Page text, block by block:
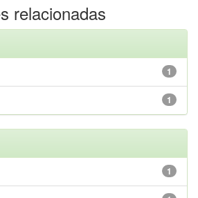
relacionadas
1
1
1